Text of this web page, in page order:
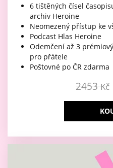
6 tištěných čísel
archiv Heroine
Neomezený přístup ke
Podcast Hlas Heroine
Odemčení až 3
pro přátele
Poštovné po ČR zdarma
2453Kč